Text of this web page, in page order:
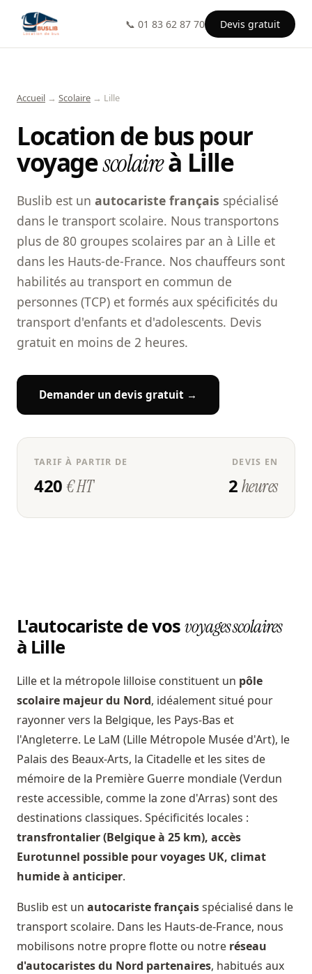
📞 01 83 62 87 70 Devis gratuit
Accueil → Scolaire → Lille
Location de bus pour
voyagescolaireà Lille
Buslib est un autocariste français spécialisé
dans le transport scolaire. Nous transportons
plus de 80 groupes scolaires par an à Lille et
dans les Hauts-de-France. Nos chauffeurs sont
habilités au transport en commun de
personnes (TCP) et formés aux spécificités du
transport d'enfants et d'adolescents. Devis
gratuit en moins de 2 heures.
Demander un devis gratuit →
TARIF À PARTIR DE
420€ HT
DEVIS EN
2heures
L'autocariste de vosvoyages scolaires
à Lille
Lille et la métropole lilloise constituent un pôle
scolaire majeur du Nord, idéalement situé pour
rayonner vers la Belgique, les Pays-Bas et
l'Angleterre. Le LaM (Lille Métropole Musée d'Art), le
Palais des Beaux-Arts, la Citadelle et les sites de
mémoire de la Première Guerre mondiale (Verdun
reste accessible, comme la zone d'Arras) sont des
destinations classiques. Spécificités locales :
transfrontalier (Belgique à 25 km), accès
Eurotunnel possible pour voyages UK, climat
humide à anticiper.
Buslib est un autocariste françaisspécialisé dans le
transport scolaire. Dans les Hauts-de-France, nous
mobilisons notre propre flotte ou notre réseau
d'autocaristes du Nord partenaires, habitués aux